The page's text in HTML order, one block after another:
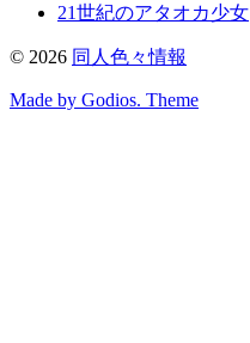
21世紀のアタオカ少女
© 2026 同人色々情報
Made by Godios. Theme